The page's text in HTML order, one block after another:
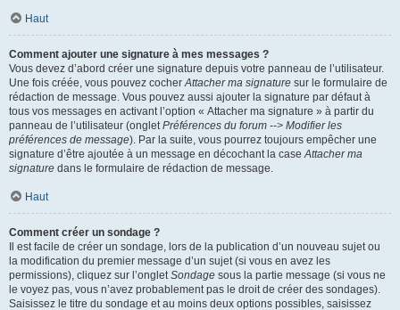
Haut
Comment ajouter une signature à mes messages ?
Vous devez d’abord créer une signature depuis votre panneau de l’utilisateur.
Une fois créée, vous pouvez cocherAttacher ma signature sur le formulaire de
rédaction de message. Vous pouvez aussi ajouter la signature par défaut à
tous vos messages en activant l’option « Attacher ma signature » à partir du
panneau de l’utilisateur (ongletPréférences du forum --> Modifier les
préférences de message). Par la suite, vous pourrez toujours empêcher une
signature d’être ajoutée à un message en décochant la caseAttacher ma
signature dans le formulaire de rédaction de message.
Haut
Comment créer un sondage ?
Il est facile de créer un sondage, lors de la publication d’un nouveau sujet ou
la modification du premier message d’un sujet (si vous en avez les
permissions), cliquez sur l’ongletSondage sous la partie message (si vous ne
le voyez pas, vous n’avez probablement pas le droit de créer des sondages).
Saisissez le titre du sondage et au moins deux options possibles, saisissez